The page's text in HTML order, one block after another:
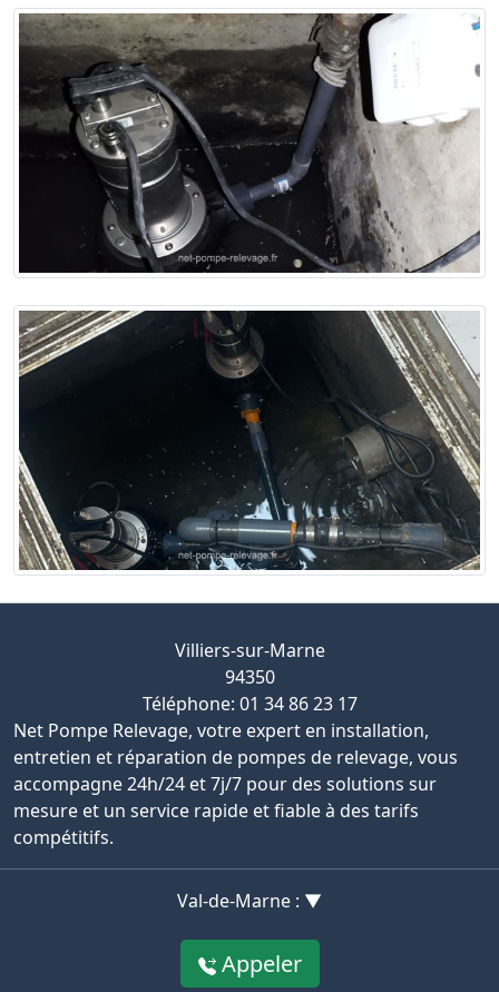
Villiers-sur-Marne
94350
Téléphone: 01 34 86 23 17
Net Pompe Relevage, votre expert en installation,
entretien et réparation de pompes de relevage, vous
accompagne 24h/24 et 7j/7 pour des solutions sur
mesure et un service rapide et fiable à des tarifs
compétitifs.
Val-de-Marne : ▼
Appeler